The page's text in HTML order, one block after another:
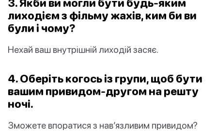
3. Якби ви могли бути будь-яким
лиходієм з фільму жахів, ким би ви
були і чому?
Нехай ваш внутрішній лиходій засяє.
4. Оберіть когось із групи, щоб бути
вашим привидом-другом на решту
ночі.
Зможете впоратися з нав’язливим привидом?